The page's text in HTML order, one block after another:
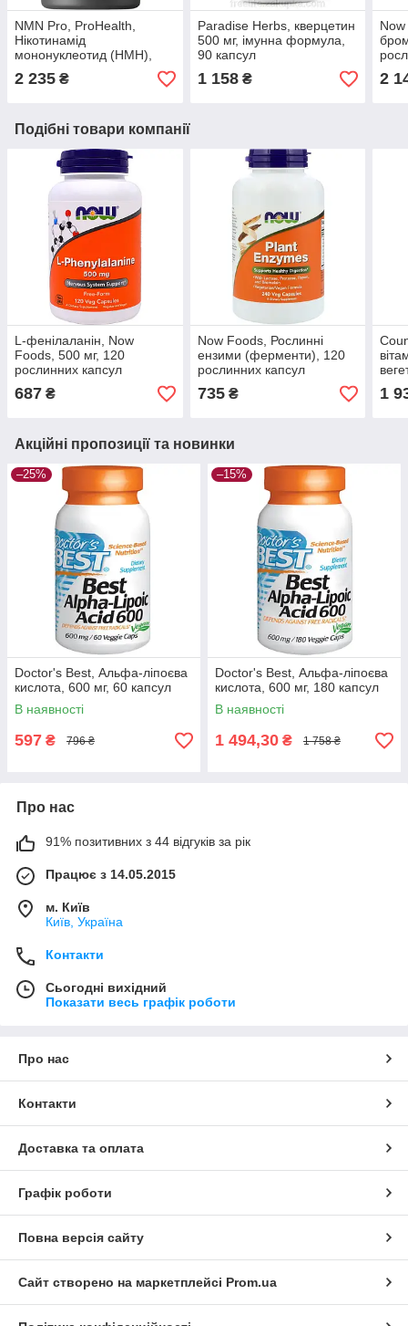
NMN Pro, ProHealth,
Нікотинамід
мононуклеотид (НМН),
250 мг, 30 пастилок,
стабілізована форма,
2 235 ₴
Paradise Herbs, кверцетин
500 мг, імунна формула,
90 капсул
1 158₴
Now
2
Подібні товари компанії
L-фенілаланін, Now
Foods, 500 мг, 120
рослинних капсул
687 ₴
Now Foods, Рослинні
ензими (ферменти), 120
рослинних капсул
735₴ 1
Акційні пропозиції та новинки
–25%
Doctor's Best, Альфа-ліпоєва
кислота, 600 мг, 60 капсул
В наявності
597 ₴ 796 ₴
–15%
Doctor's Best, Альфа-ліпоєва
кислота, 600 мг, 180 капсул
В наявності
1 494,30 ₴ 1 758 ₴
Про нас
91% позитивних з 44 відгуків за рік
Працює з 14.05.2015
м. Київ
Київ, Україна
Контакти
Сьогодні вихідний
Показати весь графік роботи
Про нас
Контакти
Доставка та оплата
Графік роботи
Повна версія сайту
Сайт створено на маркетплейсі Prom.ua